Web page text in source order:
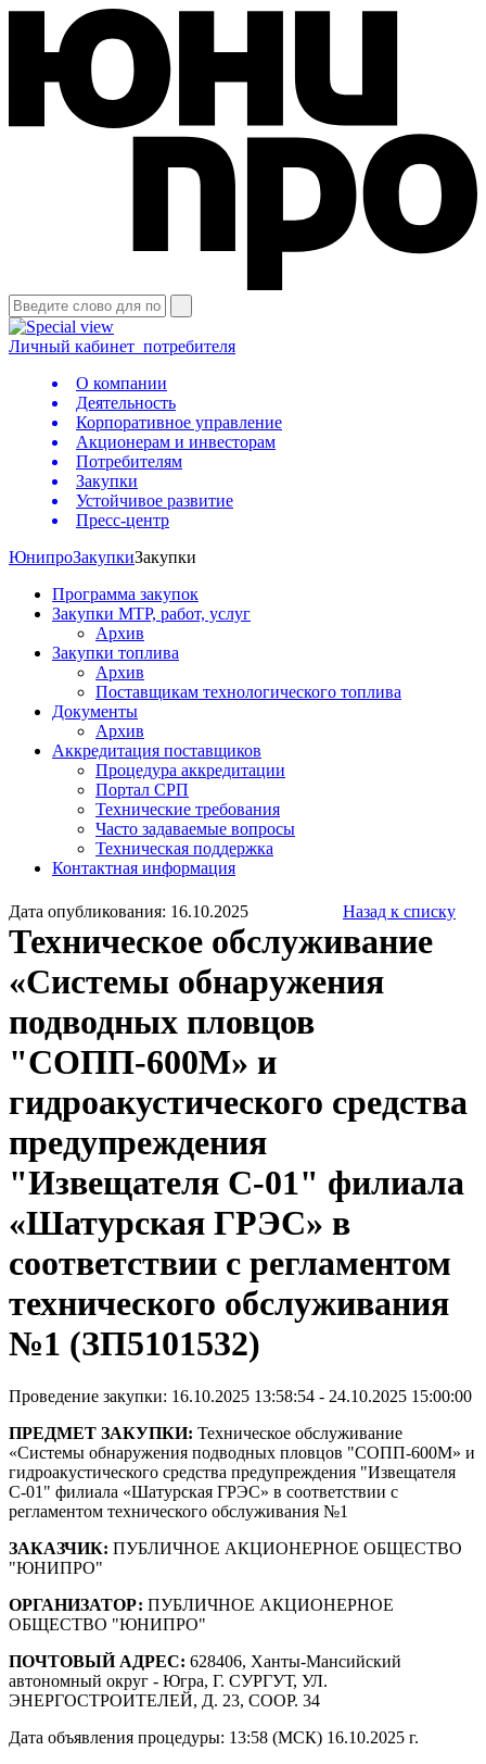
Личный кабинет потребителя
О компании
Деятельность
Корпоративное управление
Акционерам и инвесторам
Потребителям
Закупки
Устойчивое развитие
Пресс-центр
ЮнипроЗакупкиЗакупки
Программа закупок
Закупки МТР, работ, услуг
Архив
Закупки топлива
Архив
Поставщикам технологического топлива
Документы
Архив
Аккредитация поставщиков
Процедура аккредитации
Портал СРП
Технические требования
Часто задаваемые вопросы
Техническая поддержка
Контактная информация
Дата опубликования: 16.10.2025 Назад к списку
Техническое обслуживание
«Системы обнаружения
подводных пловцов
"СОПП-600М» и
гидроакустического средства
предупреждения
"Извещателя С-01" филиала
«Шатурская ГРЭС» в
соответствии с регламентом
технического обслуживания
№1 (ЗП5101532)
Проведение закупки: 16.10.2025 13:58:54 - 24.10.2025 15:00:00
ПРЕДМЕТ ЗАКУПКИ: Техническое обслуживание
«Системы обнаружения подводных пловцов "СОПП-600М» и
гидроакустического средства предупреждения "Извещателя
С-01" филиала «Шатурская ГРЭС» в соответствии с
регламентом технического обслуживания №1
ЗАКАЗЧИК: ПУБЛИЧНОЕ АКЦИОНЕРНОЕ ОБЩЕСТВО
"ЮНИПРО"
ОРГАНИЗАТОР: ПУБЛИЧНОЕ АКЦИОНЕРНОЕ
ОБЩЕСТВО "ЮНИПРО"
ПОЧТОВЫЙ АДРЕС: 628406, Ханты-Мансийский
автономный округ - Югра, Г. СУРГУТ, УЛ.
ЭНЕРГОСТРОИТЕЛЕЙ, Д. 23, СООР. 34
Дата объявления процедуры: 13:58 (МСК) 16.10.2025 г.